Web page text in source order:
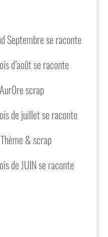
Septembre se raconte
d’août se raconte
scrap
de juillet se raconte
& scrap
de JUIN se raconte